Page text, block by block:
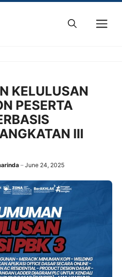
KELULUSAN
PESERTA
III
June 24, 2025